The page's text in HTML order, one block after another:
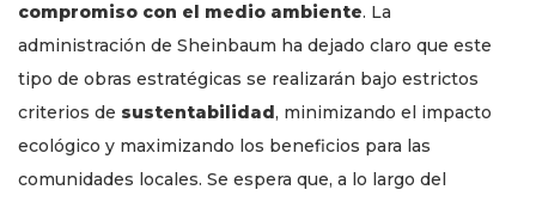
compromiso con el medio ambiente. La
administración de Sheinbaum ha dejado claro que este
tipo de obras estratégicas se realizarán bajo estrictos
criterios de sustentabilidad, minimizando el impacto
ecológico y maximizando los beneficios para las
comunidades locales. Se espera que, a lo largo del